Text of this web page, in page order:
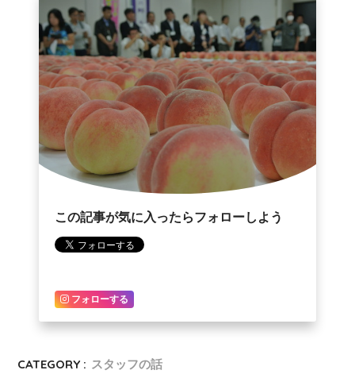
この記事が気に入ったらフォローしよう
フォローする
CATEGORY : スタッフの話